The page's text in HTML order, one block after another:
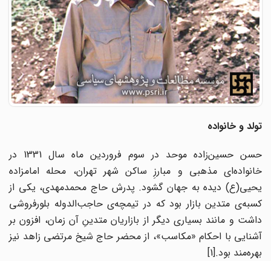
تولد و خانواده
حسن حسین‌زاده موحد در سوم فروردین ماه سال 1331 در
خانواده‌‌ای مذهبی و مبارزِ ساکن شهر تهران، محله امامزاده
یحیی(ع) دیده به جهان گشود. پدرش حاج محمدمهدی، یکی از
کسبه‌ی متدین بازار بود که در تیمچه‌ی حاجب‌الدوله بلورفروشی
داشت و مانند بسیاری دیگر از بازاریان متدینِ آن زمان، افزون بر
آشنایی با احکام «مکاسب»، از محضر حاج شیخ مرتضی زاهد نیز
بهره‌مند بود.[1]